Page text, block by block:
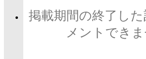
掲載期間の終了し
メントでき